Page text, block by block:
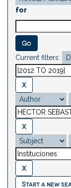
for
Current filters:
Start a new